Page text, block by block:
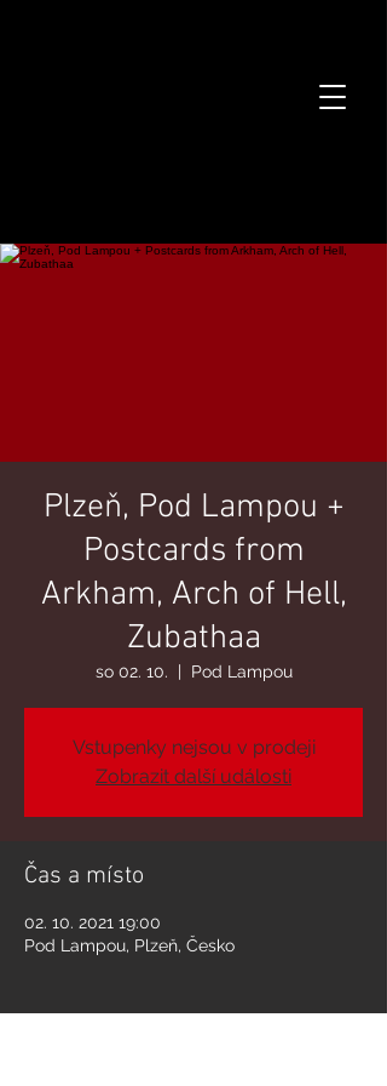
Plzeň, Pod Lampou +
Postcards from
Arkham, Arch of Hell,
Zubathaa
so 02. 10.
  |
Pod Lampou
Vstupenky nejsou v prodeji
Zobrazit další události
Čas a místo
02. 10. 2021 19:00
Pod Lampou, Plzeň, Česko